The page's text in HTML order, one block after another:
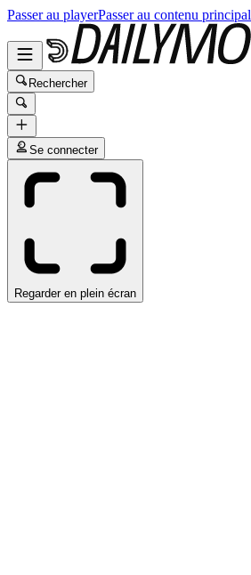
Passer au playerPasser au contenu principal
Rechercher
Se connecter
Regarder en plein écran